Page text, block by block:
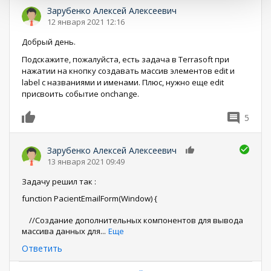
Зарубенко Алексей Алексеевич
12 января 2021 12:16
Добрый день.
Подскажите, пожалуйста, есть задача в Terrasoft при
нажатии на кнопку создавать массив элементов edit и
label с названиями и именами. Плюс, нужно еще edit
присвоить событие onchange.
5
Зарубенко Алексей Алексеевич
13 января 2021 09:49
Задачу решил так :
function PacientEmailForm(Window) {
//Создание дополнительных компонентов для вывода
массива данных для... Еще
Ответить